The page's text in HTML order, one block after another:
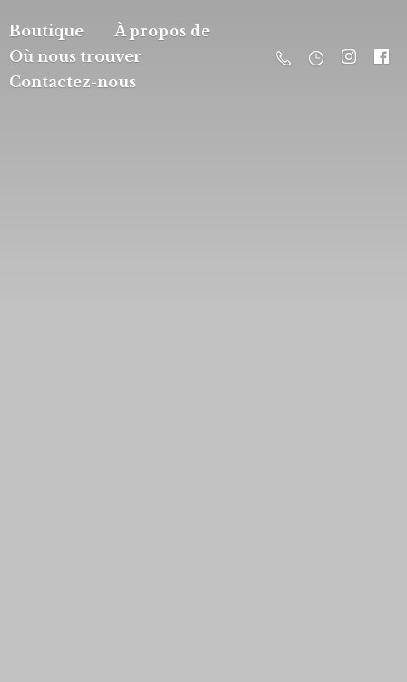
Boutique
À propos de
Où nous trouver
Contactez-nous